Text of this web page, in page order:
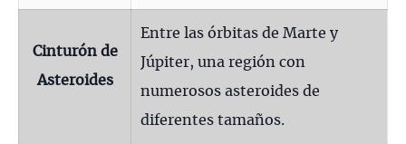
Cinturón de
Asteroides
Entre las órbitas de Marte y
Júpiter, una región con
numerosos asteroides de
diferentes tamaños.